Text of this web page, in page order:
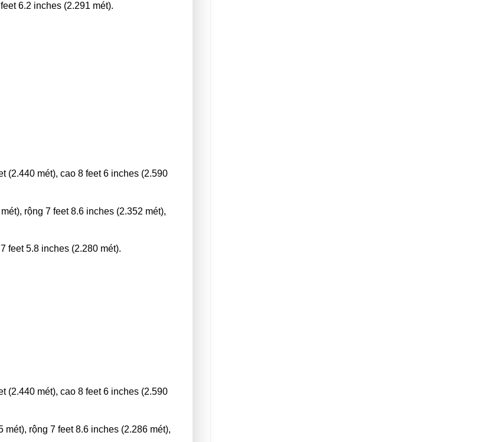
6.2 inches (2.291 mét).
(2.440 mét), cao 8 feet 6 inches (2.590
rộng 7 feet 8.6 inches (2.352 mét),
feet 5.8 inches (2.280 mét).
(2.440 mét), cao 8 feet 6 inches (2.590
rộng 7 feet 8.6 inches (2.286 mét),